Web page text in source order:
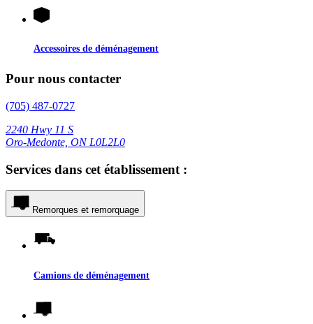
Accessoires de déménagement
Pour nous contacter
(705) 487-0727
2240 Hwy 11 S
Oro-Medonte, ON L0L2L0
Services dans cet établissement :
Remorques et remorquage
Camions de déménagement